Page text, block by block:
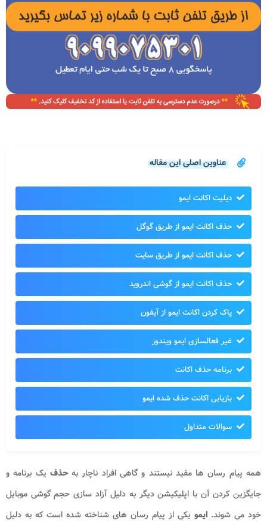
عناوین اصلی این مقاله
دیلیت اکانت ایمو
حذف اکانت ایمو از طریق گوگل
حذف اکانت ایمو از طریق سایت
حذف اکانت ایمو از گوشی اندروید
پاک کردن اکانت ایمو از آیفون
غیر فعالسازی ایمو ویندوز
برنامه حذف اکانت
بازیابی اکانت حذف شده ایمو
سوالات متداول
همه پیام رسان ها مفید نیستند و گاهی افراد ناچار بهحذف یک برنامه و
جایگزین کردن آن با اپلیکیشن دیگر به دلیل آزاد سازی حجم گوشی موبایل
خود می شوند. ایمو یکی از پیام رسان های شناخته شده است که به دلیل